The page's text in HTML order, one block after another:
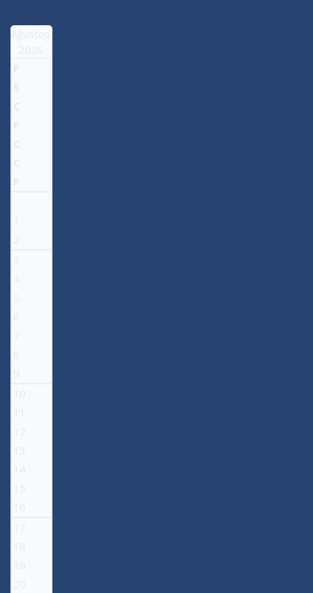
Ağustos
2026
P
S
Ç
P
C
C
P
1
2
3
4
5
6
7
8
9
10
11
12
13
14
15
16
17
18
19
20